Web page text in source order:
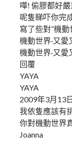
嘩! 偷膠都好
呢隻睇吓你完
寫了些對”機
機動世界·又愛
機動世界·又愛
回覆
YAYA
YAYA
2009年3月13
我依隻應該有
你對機動世界
Joanna